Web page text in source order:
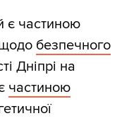
є частиною
безпечного
Дніпрі на
частиною